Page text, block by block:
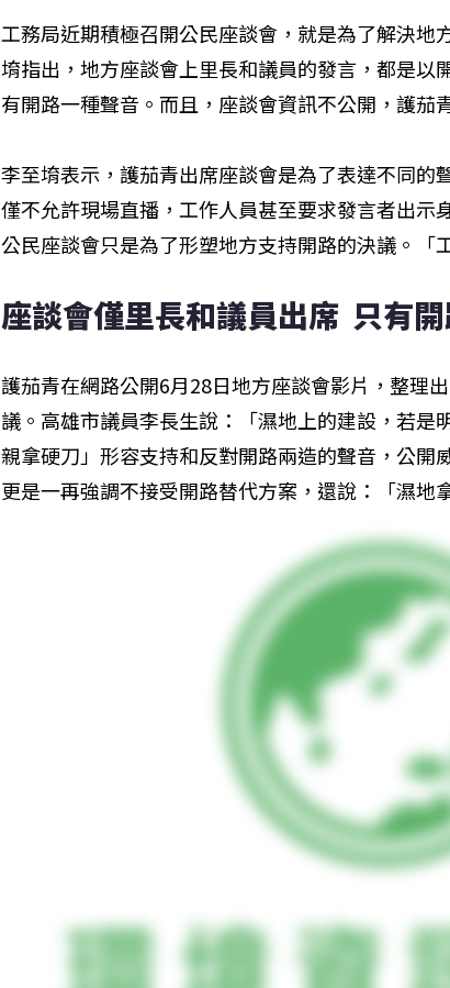
工務局近期積極召開公民座談會，就是為了解決地
堉指出，地方座談會上里長和議員的發言，都是以
有開路一種聲音。而且，座談會資訊不公開，護茄
李至堉表示，護茄青出席座談會是為了表達不同的
僅不允許現場直播，工作人員甚至要求發言者出示
公民座談會只是為了形塑地方支持開路的決議。「
座談會僅里長和議員出席  只有
護茄青在網路公開6月28日地方座談會影片，整理
議。高雄市議員李長生說：「濕地上的建設，若是
親拿硬刀」形容支持和反對開路兩造的聲音，公開
更是一再強調不接受開路替代方案，還說：「濕地